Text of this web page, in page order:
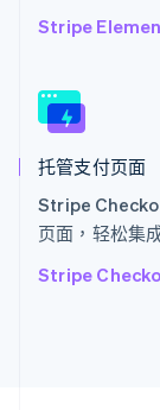
Stripe
托管支付页面
Stripe
页面，轻松集
Stripe
西班牙
English
新西兰
匈牙利
意大利
Italiano
English